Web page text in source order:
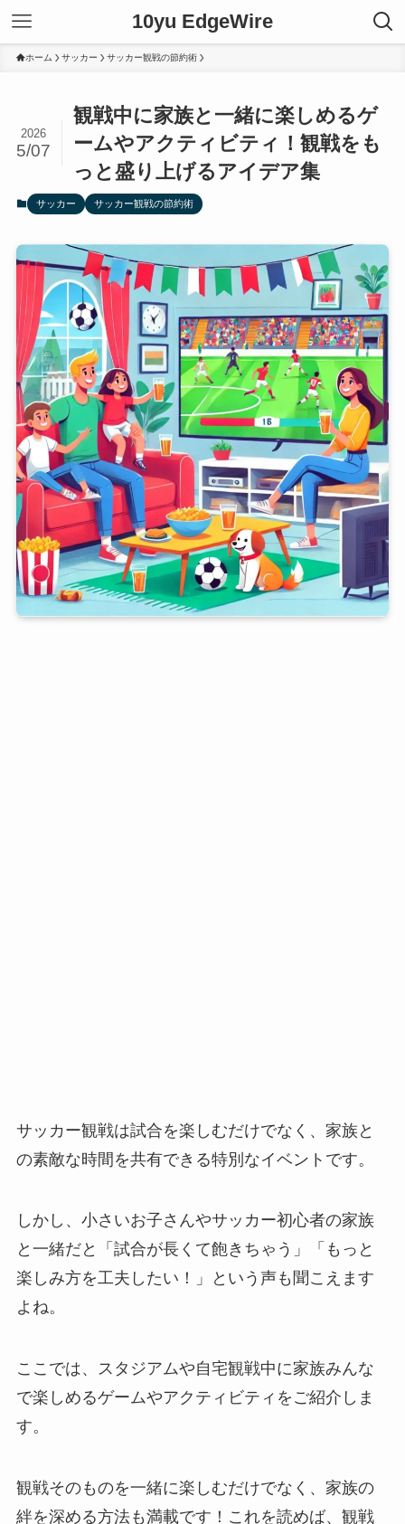
10yu EdgeWire
ホーム サッカー サッカー観戦の節約術
観戦中に家族と一緒に楽しめるゲ
ームやアクティビティ！観戦をも
っと盛り上げるアイデア集
2026
5/07
サッカー サッカー観戦の節約術
サッカー観戦は試合を楽しむだけでなく、家族と
の素敵な時間を共有できる特別なイベントです。
しかし、小さいお子さんやサッカー初心者の家族
と一緒だと「試合が長くて飽きちゃう」「もっと
楽しみ方を工夫したい！」という声も聞こえます
よね。
ここでは、スタジアムや自宅観戦中に家族みんな
で楽しめるゲームやアクティビティをご紹介しま
す。
観戦そのものを一緒に楽しむだけでなく、家族の
絆を深める方法も満載です！これを読めば、観戦